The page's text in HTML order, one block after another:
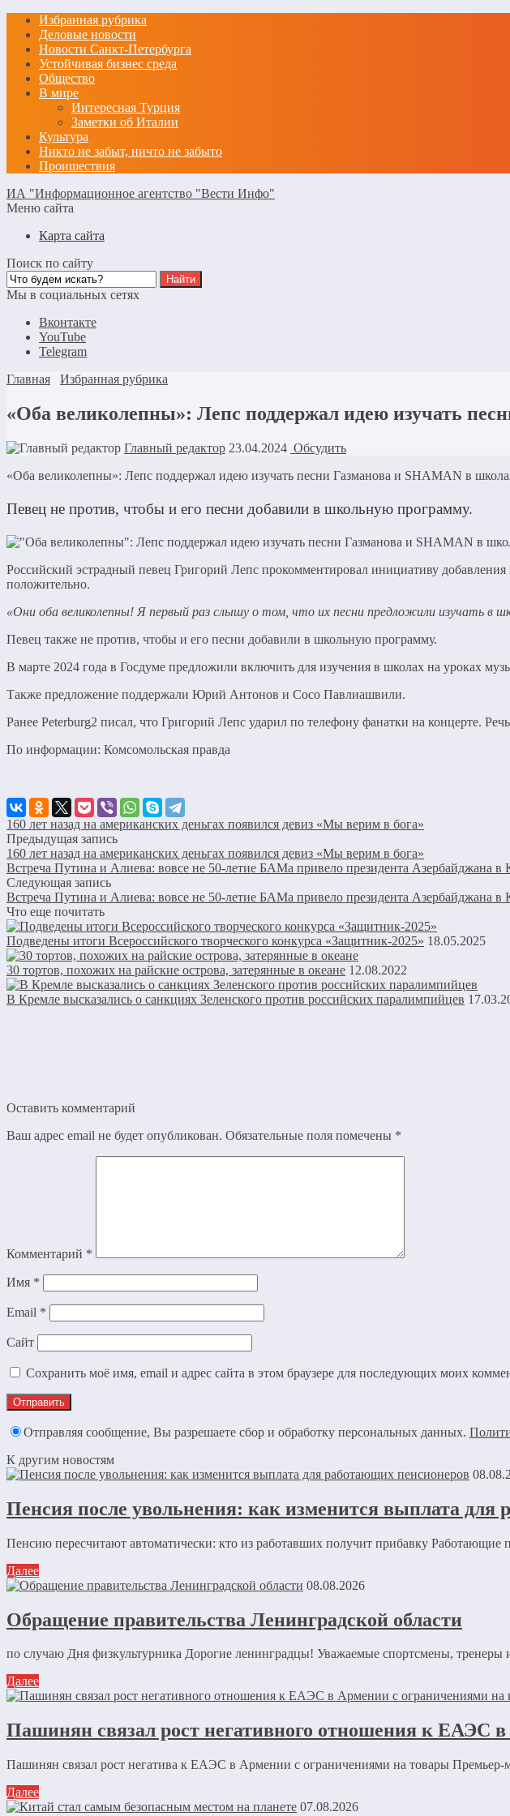
Избранная рубрика
Деловые новости
Новости Санкт-Петербурга
Устойчивая бизнес среда
Общество
В мире
Интересная Турция
Заметки об Италии
Культура
Никто не забыт, ничто не забыто
Проишествия
ИА "Информационное агентство "Вести Инфо"
Меню сайта
Карта сайта
Поиск по сайту
Мы в социальных сетях
Вконтакте
YouTube
Telegram
Главная
Избранная рубрика
«Оба великолепны»: Лепс поддержал идею изучать
Главный редактор 23.04.2024 Обсудить
«Оба великолепны»: Лепс поддержал идею изучать песни Газманова и SHAMAN в
Певец не против, чтобы и его песни добавили в школьную программу.
Российский эстрадный певец Григорий Лепс прокомментировал инициативу
положительно.
«Они оба великолепны! Я первый раз слышу о том, что их песни предложили изучать в
Певец также не против, чтобы и его песни добавили в школьную программу.
В марте 2024 года в Госдуме предложили включить для изучения в школах на уроках
Также предложение поддержали Юрий Антонов и Сосо Павлиашвили.
Ранее Peterburg2 писал, что Григорий Лепс ударил по телефону фанатки на концерте.
По информации: Комсомольская правда
160 лет назад на американских деньгах появился девиз «Мы верим в бога»
Предыдущая запись
160 лет назад на американских деньгах появился девиз «Мы верим в бога»
Встреча Путина и Алиева: вовсе не 50-летие БАМа привело президента Азербайджана в
Следующая запись
Встреча Путина и Алиева: вовсе не 50-летие БАМа привело президента Азербайджана в
Что еще почитать
Подведены итоги Всероссийского творческого конкурса «Защитник-2025» 18.05.2025
30 тортов, похожих на райские острова, затерянные в океане 12.08.2022
В Кремле высказались о санкциях Зеленского против российских паралимпийцев
Оставить комментарий
Ваш адрес email не будет опубликован. Обязательные поля помечены *
Комментарий *
Имя *
Email *
Сайт
Сохранить моё имя, email и адрес сайта в этом браузере для последующих моих
Отправляя сообщение, Вы разрешаете сбор и обработку персональных данных.
К другим новостям
Пенсия после увольнения: как изменится выплата для
Пенсию пересчитают автоматически: кто из работавших получит прибавку Работающие
Далее
08.08.2026
Обращение правительства Ленинградской области
по случаю Дня физкультурника Дорогие ленинградцы! Уважаемые спортсмены, тренеры
Далее
Пашинян связал рост негативного отношения к ЕАЭС
Пашинян связал рост негатива к ЕАЭС в Армении с ограничениями на товары
Далее
07.08.2026